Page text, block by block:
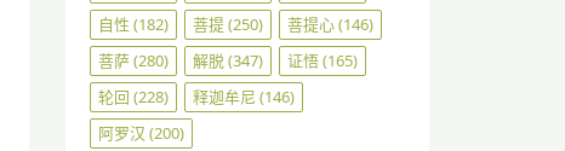
自性 (182) 菩提(250) 菩提心(146)
菩萨(280) 解脱(347) 证悟(165)
轮回 (228) 释迦牟尼 (146)
阿罗汉 (200)